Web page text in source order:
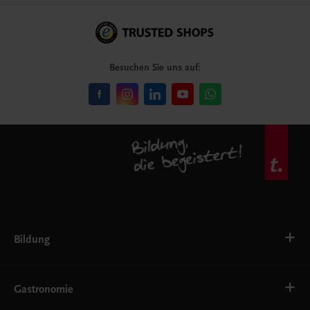
Besuchen Sie uns auf:
Bildung
Ernährung
Gastronomie